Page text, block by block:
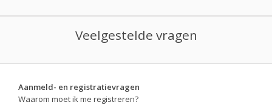
Veelgestelde vragen
Aanmeld- en registratievragen
Waarom moet ik me registreren?